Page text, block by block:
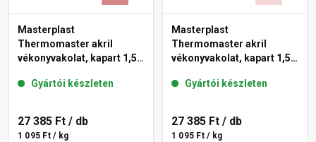
Masterplast
Thermomaster akril
vékonyvakolat, kapart 1,5
Gyártói készleten
27 385 Ft / db
1 095 Ft / kg
Masterplast
Thermomaster akril
vékonyvakolat, kapart 1,5
Gyártói készleten
27 385 Ft / db
1 095 Ft / kg